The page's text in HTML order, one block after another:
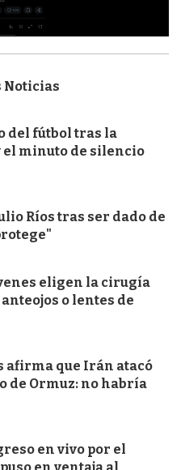
Noticias
del fútbol tras la
el minuto de silencio
Ríos tras ser dado de
eligen la cirugía
o lentes de
afirma que Irán atacó
de Ormuz: no habría
en vivo por el